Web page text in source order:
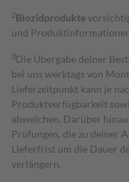
2Biozidprodukte
und
3Die Übergabe deiner
bei uns werktags von
Lieferzeitpunkt kann je
Produktverfügbarkeit
abweichen. Darüber
Prüfungen, die zu deiner
Lieferfrist um die Dauer
verlängern.